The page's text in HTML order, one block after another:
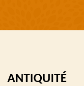
ANTIQUITÉ